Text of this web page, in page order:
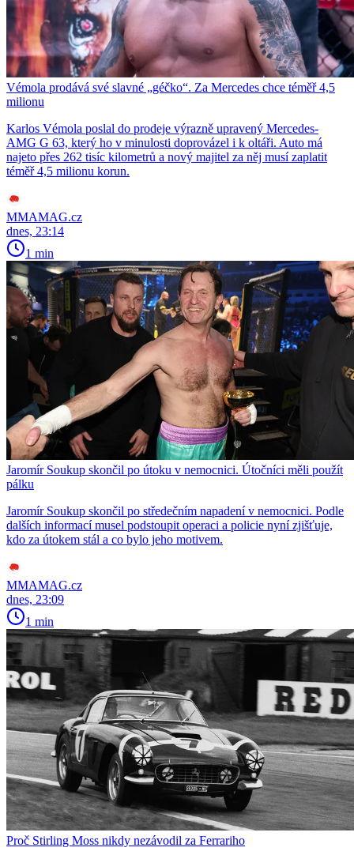
Vémola prodává své slavné „géčko“. Za Mercedes chce téměř 4,5
milionu
Karlos Vémola poslal do prodeje výrazně upravený Mercedes-
AMG G 63, který ho v minulosti doprovázel i k oltáři. Auto má
najeto přes 262 tisíc kilometrů a nový majitel za něj musí zaplatit
téměř 4,5 milionu korun.
MMAMAG.cz
dnes, 23:14
1 min
Jaromír Soukup skončil po útoku v nemocnici. Útočníci měli použít
pálku
Jaromír Soukup skončil po středečním napadení v nemocnici. Podle
dalších informací musel podstoupit operaci a policie nyní zjišťuje,
kdo za útokem stál a co bylo jeho motivem.
MMAMAG.cz
dnes, 23:09
1 min
Proč Stirling Moss nikdy nezávodil za Ferrariho